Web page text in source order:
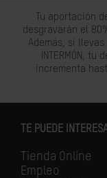
Tu aportación
desgravarán el
Además, si llevas
INTERMÓN,
incrementa
TE PUEDE
Tienda Online
Empleo